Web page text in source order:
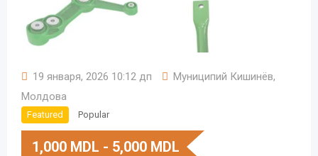
19 января, 2026 10:12 дп Муниципий Кишинёв,
Молдова
Featured Popular
1,000 MDL - 5,000 MDL